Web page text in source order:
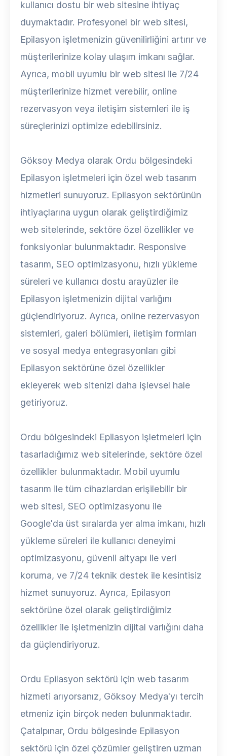
kullanıcı dostu bir web sitesine ihtiyaç
duymaktadır. Profesyonel bir web sitesi,
Epilasyon işletmenizin güvenilirliğini artırır ve
müşterilerinize kolay ulaşım imkanı sağlar.
Ayrıca, mobil uyumlu bir web sitesi ile 7/24
müşterilerinize hizmet verebilir, online
rezervasyon veya iletişim sistemleri ile iş
süreçlerinizi optimize edebilirsiniz.
Göksoy Medya olarak Ordu bölgesindeki
Epilasyon işletmeleri için özel web tasarım
hizmetleri sunuyoruz. Epilasyon sektörünün
ihtiyaçlarına uygun olarak geliştirdiğimiz
web sitelerinde, sektöre özel özellikler ve
fonksiyonlar bulunmaktadır. Responsive
tasarım, SEO optimizasyonu, hızlı yükleme
süreleri ve kullanıcı dostu arayüzler ile
Epilasyon işletmenizin dijital varlığını
güçlendiriyoruz. Ayrıca, online rezervasyon
sistemleri, galeri bölümleri, iletişim formları
ve sosyal medya entegrasyonları gibi
Epilasyon sektörüne özel özellikler
ekleyerek web sitenizi daha işlevsel hale
getiriyoruz.
Ordu bölgesindeki Epilasyon işletmeleri için
tasarladığımız web sitelerinde, sektöre özel
özellikler bulunmaktadır. Mobil uyumlu
tasarım ile tüm cihazlardan erişilebilir bir
web sitesi, SEO optimizasyonu ile
Google'da üst sıralarda yer alma imkanı, hızlı
yükleme süreleri ile kullanıcı deneyimi
optimizasyonu, güvenli altyapı ile veri
koruma, ve 7/24 teknik destek ile kesintisiz
hizmet sunuyoruz. Ayrıca, Epilasyon
sektörüne özel olarak geliştirdiğimiz
özellikler ile işletmenizin dijital varlığını daha
da güçlendiriyoruz.
Ordu Epilasyon sektörü için web tasarım
hizmeti arıyorsanız, Göksoy Medya'yı tercih
etmeniz için birçok neden bulunmaktadır.
Çatalpınar, Ordu bölgesinde Epilasyon
sektörü için özel çözümler geliştiren uzman